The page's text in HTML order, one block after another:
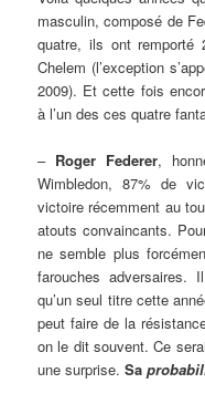
masculin, composé de
quatre, ils ont remporté
Chelem (l’exception
2009). Et cette fois
à l’un des ces quatre
– Roger Federer,
Wimbledon, 87% de
victoire récemment au
atouts convaincants.
ne semble plus
farouches adversaires.
qu’un seul titre cette
peut faire de la
on le dit souvent. Ce
une surprise.Sa